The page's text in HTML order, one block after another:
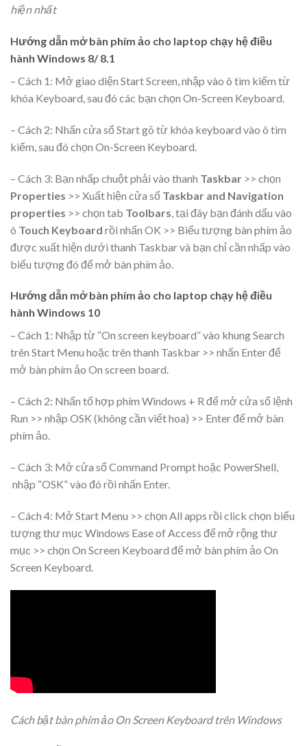
hiện nhất
Hướng dẫn mở bàn phím ảo cho laptop chạy hệ điều
hành Windows 8/ 8.1
– Cách 1: Mở giao diện Start Screen, nhập vào ô tìm kiếm từ
khóa Keyboard, sau đó các bạn chọn On-Screen Keyboard.
– Cách 2: Nhấn cửa sổ Start gõ từ khóa keyboard vào ô tìm
kiếm, sau đó chọn On-Screen Keyboard.
– Cách 3: Bạn nhấp chuột phải vào thanh Taskbar >> chọn
Properties >> Xuất hiện cửa sổ Taskbar and Navigation
properties >> chọn tab Toolbars , tại đây bạn đánh dấu vào
ô Touch Keyboard rồi nhấn OK >> Biểu tượng bàn phím ảo
được xuất hiện dưới thanh Taskbar và bạn chỉ cần nhấp vào
biểu tượng đó để mở bàn phím ảo.
Hướng dẫn mở bàn phím ảo cho laptop chạy hệ điều
hành Windows 10
– Cách 1: Nhập từ “On screen keyboard” vào khung Search
trên Start Menu hoặc trên thanh Taskbar >> nhấn Enter để
mở bàn phím ảo On screen board.
– Cách 2: Nhấn tổ hợp phím Windows + R để mở cửa sổ lệnh
Run >> nhập OSK (không cần viết hoa) >> Enter để mở bàn
phím ảo.
– Cách 3: Mở cửa sổ Command Prompt hoặc PowerShell,
nhập “OSK” vào đó rồi nhấn Enter.
– Cách 4: Mở Start Menu >> chọn All apps rồi click chọn biểu
tượng thư mục Windows Ease of Access để mở rộng thư
mục >> chọn On Screen Keyboard để mở bàn phím ảo On
Screen Keyboard.
Cách bật bàn phím ảo On Screen Keyboard trên Windows